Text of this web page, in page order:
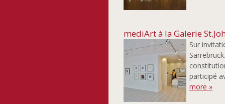
mediArt à la Galerie
Sur
participé
more »